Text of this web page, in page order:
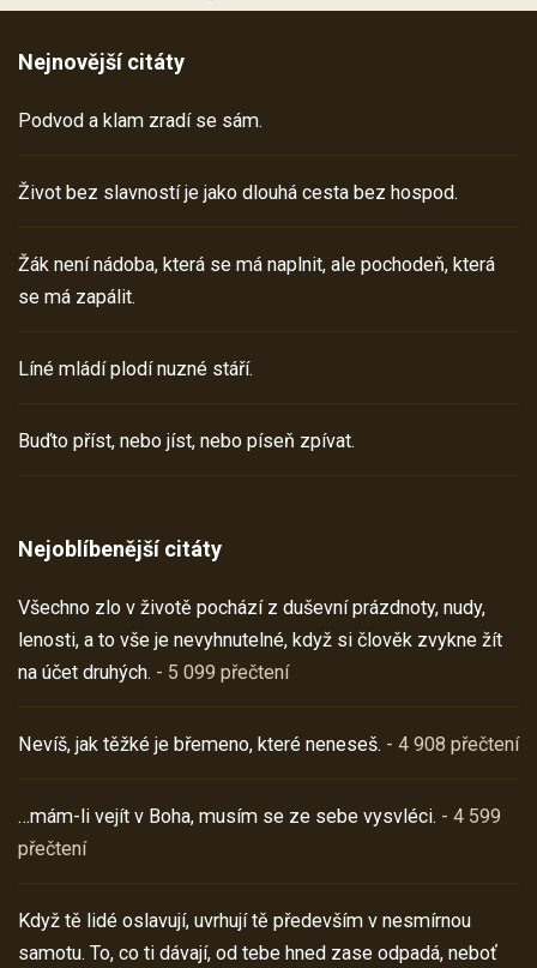
Nejnovější citáty
Podvod a klam zradí se sám.
Život bez slavností je jako dlouhá cesta bez hospod.
Žák není nádoba, která se má naplnit, ale pochodeň, která
se má zapálit.
Líné mládí plodí nuzné stáří.
Buďto příst, nebo jíst, nebo píseň zpívat.
Nejoblíbenější citáty
Všechno zlo v životě pochází z duševní prázdnoty, nudy,
lenosti, a to vše je nevyhnutelné, když si člověk zvykne žít
na účet druhých. - 5 099 přečtení
Nevíš, jak těžké je břemeno, které neneseš. - 4 908 přečtení
…mám-li vejít v Boha, musím se ze sebe vysvléci. - 4 599
přečtení
Když tě lidé oslavují, uvrhují tě především v nesmírnou
samotu. To, co ti dávají, od tebe hned zase odpadá, neboť